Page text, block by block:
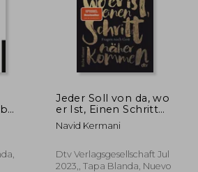
$ 18.47 dcto. $
Jeder Soll von da, wo
er Ist, Einen Schritt
Näher Kommen (en
Alemán)
Navid Kermani
Dtv Verlagsgesellschaft Jul
2023,, Tapa Blanda, Nuevo